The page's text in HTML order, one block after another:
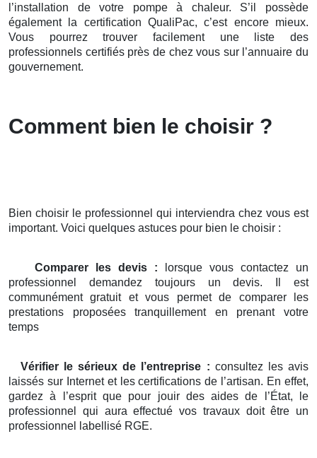
l’installation de votre pompe à chaleur. S’il possède
également la certification QualiPac, c’est encore mieux.
Vous pourrez trouver facilement une liste des
professionnels certifiés près de chez vous sur l’annuaire du
gouvernement.
Comment bien le choisir ?
Bien choisir le professionnel qui interviendra chez vous est
important. Voici quelques astuces pour bien le choisir :
Comparer les devis : lorsque vous contactez un
professionnel demandez toujours un devis. Il est
communément gratuit et vous permet de comparer les
prestations proposées tranquillement en prenant votre
temps
Vérifier le sérieux de l’entreprise : consultez les avis
laissés sur Internet et les certifications de l’artisan. En effet,
gardez à l’esprit que pour jouir des aides de l’État, le
professionnel qui aura effectué vos travaux doit être un
professionnel labellisé RGE.